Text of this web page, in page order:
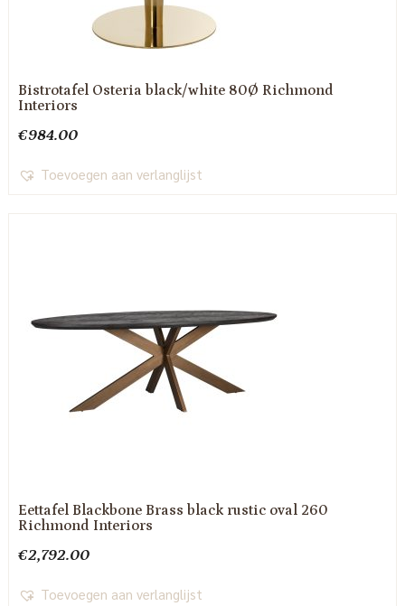
Bistrotafel Osteria black/white 80Ø Richmond
Interiors
€984.00
Toevoegen aan verlanglijst
Eettafel Blackbone Brass black rustic oval 260
Richmond Interiors
€2,792.00
Toevoegen aan verlanglijst